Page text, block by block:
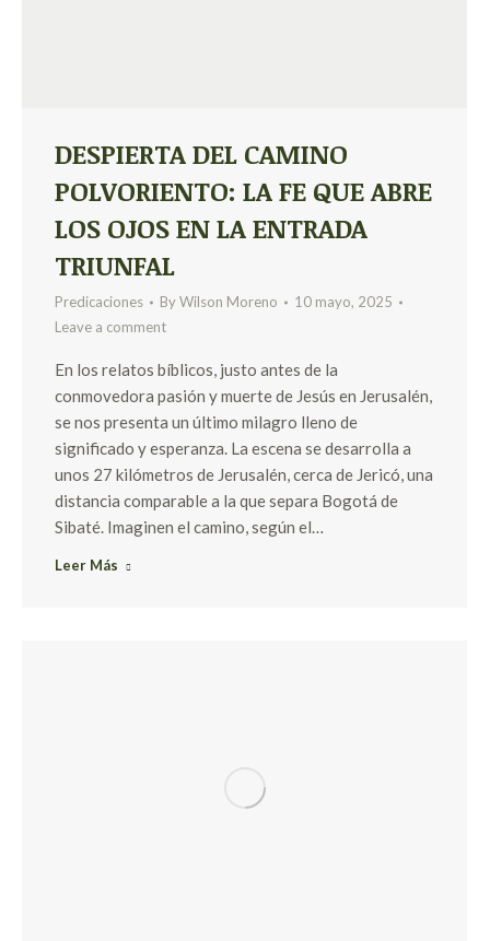
DESPIERTA DEL CAMINO
POLVORIENTO: LA FE QUE ABRE
LOS OJOS EN LA ENTRADA
TRIUNFAL
Predicaciones ByWilson Moreno
10 mayo, 2025
Leave a comment
En los relatos bíblicos, justo antes de la
conmovedora pasión y muerte de Jesús en Jerusalén,
se nos presenta un último milagro lleno de
significado y esperanza. La escena se desarrolla a
unos 27 kilómetros de Jerusalén, cerca de Jericó, una
distancia comparable a la que separa Bogotá de
Sibaté. Imaginen el camino, según el…
Leer Más